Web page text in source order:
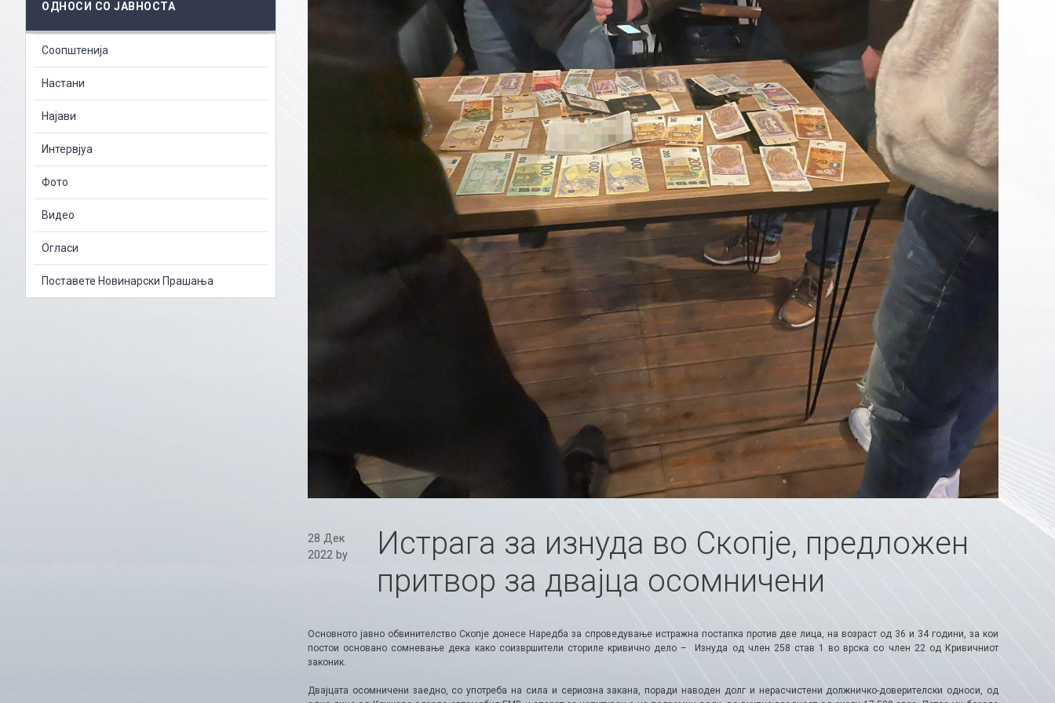
Истрага за изнуда во Скопје, предложен
притвор за двајца осомничени
28 Дек
2022 by
Основното јавно обвинителство Скопје донесе Наредба за спроведување истражна постапка против две лица, на возраст од 36 и 34 години, за кои
постои основано сомневање дека како соизвршители сториле кривично дело – Изнуда од член 258 став 1 во врска со член 22 од Кривичниот
законик.
Двајцата осомничени заедно, со употреба на сила и сериозна закана, поради наводен долг и нерасчистени должничко-доверителски односи, од
ОДНОСИ СО ЈАВНОСТА
Соопштенија
Настани
Најави
Интервјуа
Фото
Видео
Огласи
Поставете Новинарски Прашања